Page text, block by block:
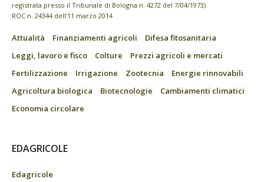
registrata presso il Tribunale di Bologna n. 4272 del 7/04/1973)
ROC n. 24344 dell’11 marzo 2014
Attualità Finanziamenti agricoli
Difesa fitosanitaria
Leggi, lavoro e fisco
Colture
Prezzi agricoli e mercati
Fertilizzazione
Irrigazione Zootecnia
Energie rinnovabili
Agricoltura biologica
Biotecnologie
Cambiamenti climatici
Economia circolare
EDAGRICOLE
Edagricole